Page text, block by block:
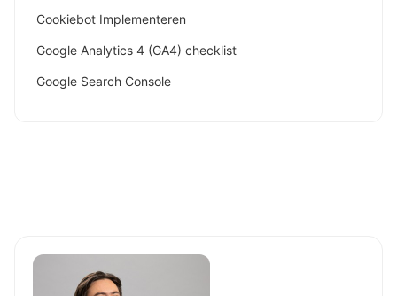
Cookiebot Implementeren
Google Analytics 4 (GA4) checklist
Google Search Console